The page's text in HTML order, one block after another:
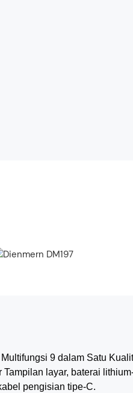
9 dalam Satu
Tampilan layar, baterai
pengisian tipe-C.